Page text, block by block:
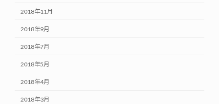
2018年11月
2018年9月
2018年7月
2018年5月
2018年4月
2018年3月